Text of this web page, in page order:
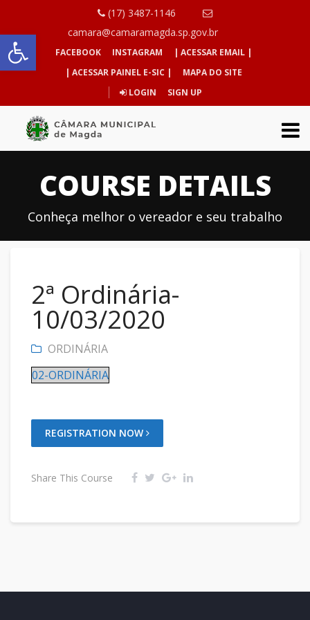
Abrir a barra de ferramentas
(17) 3487-1146
camara@camaramagda.sp.gov.br
FACEBOOK INSTAGRAM
| ACESSAR EMAIL |
| ACESSAR PAINEL E-SIC |
MAPA DO SITE
LOGIN
SIGN UP
COURSE DETAILS
Conheça melhor o vereador e seu trabalho
2ª Ordinária-
10/03/2020
ORDINÁRIA
02-ORDINÁRIA
REGISTRATION NOW
Share This Course